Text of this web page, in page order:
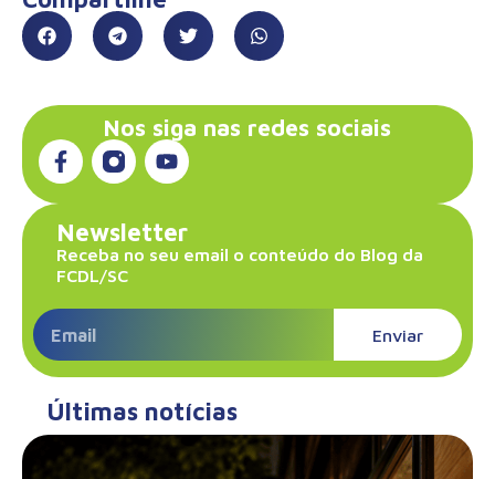
Nos siga nas redes sociais
Newsletter
Receba no seu email o conteúdo do Blog da
FCDL/SC
Enviar
Últimas notícias